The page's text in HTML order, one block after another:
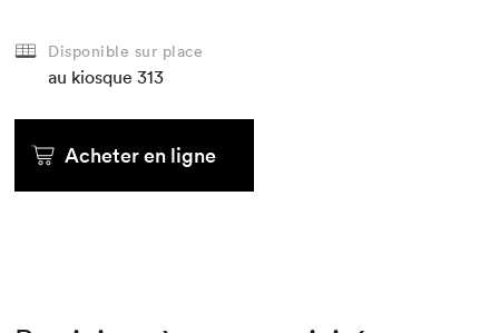
Disponible sur place
au kiosque 313
Acheter en ligne